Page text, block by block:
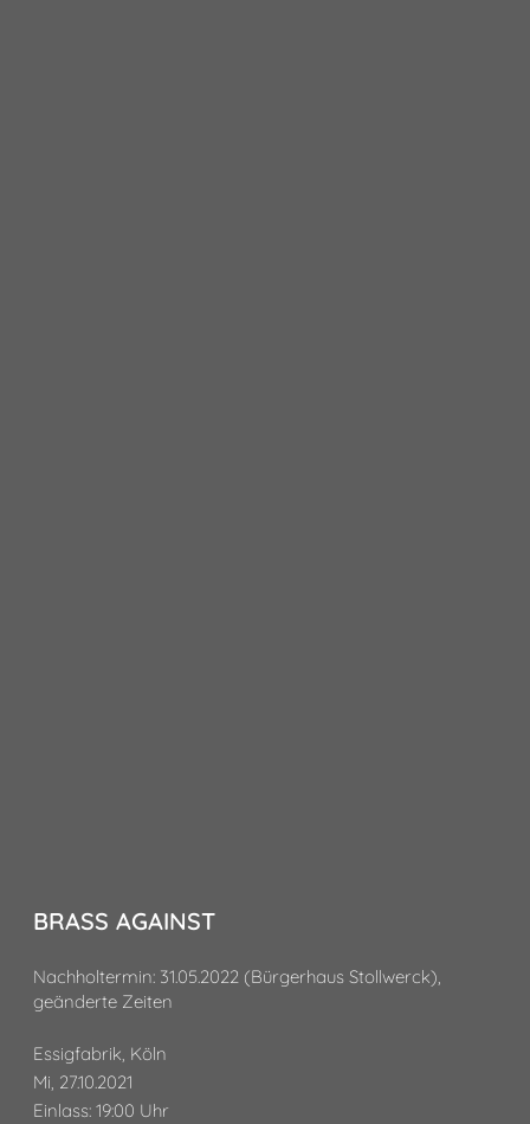
BRASS AGAINST
Nachholtermin: 31.05.2022 (Bürgerhaus Stollwerck),
geänderte Zeiten
Essigfabrik, Köln
Mi, 27.10.2021
Einlass: 19:00 Uhr